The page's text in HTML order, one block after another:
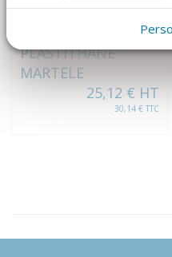
PLASTITHANE
MARTELE
25,12 € HT
30,14 € TTC